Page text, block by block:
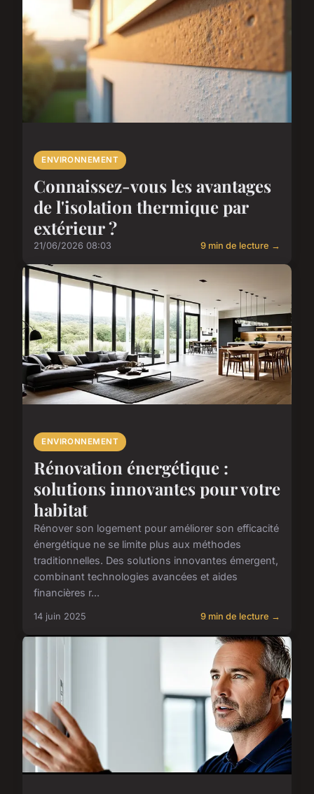
ENVIRONNEMENT
Connaissez-vous les avantages
de l'isolation thermique par
extérieur ?
21/06/2026 08:03 9 min de lecture →
ENVIRONNEMENT
Rénovation énergétique :
solutions innovantes pour votre
habitat
Rénover son logement pour améliorer son efficacité
énergétique ne se limite plus aux méthodes
traditionnelles. Des solutions innovantes émergent,
combinant technologies avancées et aides
financières r...
14 juin 2025 9 min de lecture →